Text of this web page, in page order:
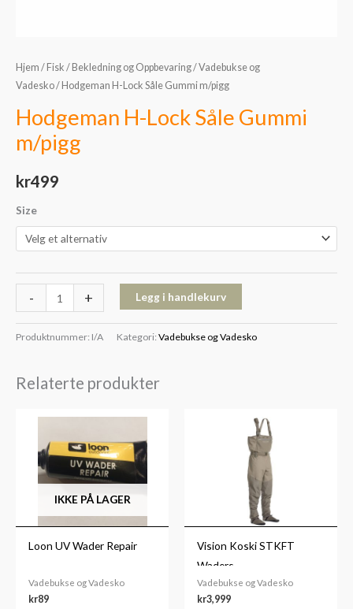
Hjem / Fisk / Bekledning og Oppbevaring/Vadebukse og
Vadesko/ Hodgeman H-Lock Såle Gummi m/pigg
Hodgeman H-Lock Såle Gummi
m/pigg
kr499
Size
- + Legg i handlekurv
Produktnummer: I/A Kategori: Vadebukse og Vadesko
Relaterte produkter
IKKE PÅ LAGER
Loon UV Wader Repair
Vadebukse og Vadesko
kr89
Vision Koski STKFT
Waders
Vadebukse og Vadesko
kr3,999